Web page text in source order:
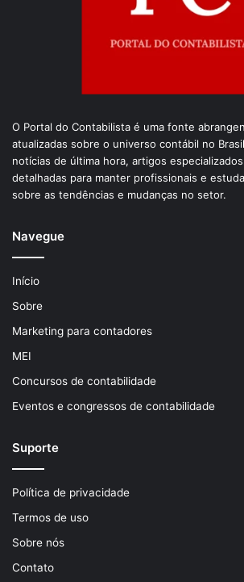
O Portal do Contabilista é uma fonte
atualizadas sobre o universo contábil no
notícias de última hora, artigos
detalhadas para manter profissionais e
sobre as tendências e mudanças no setor.
Navegue
Início
Sobre
Marketing para contadores
MEI
Concursos de contabilidade
Eventos e congressos de contabilidade
Suporte
Política de privacidade
Termos de uso
Sobre nós
Contato